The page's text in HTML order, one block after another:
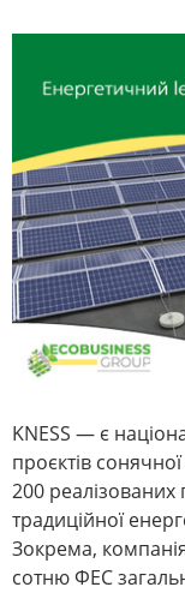
KNESS — є
проєктів
200 реалізованих
традиційної
Зокрема,
сотню ФЕС